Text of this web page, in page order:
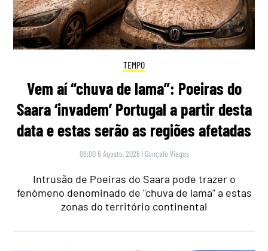
TEMPO
Vem aí “chuva de lama”: Poeiras do
Saara ‘invadem’ Portugal a partir desta
data e estas serão as regiões afetadas
06:00 6 Agosto, 2026 | Gonçalo Viegas
Intrusão de Poeiras do Saara pode trazer o
fenómeno denominado de "chuva de lama" a estas
zonas do território continental